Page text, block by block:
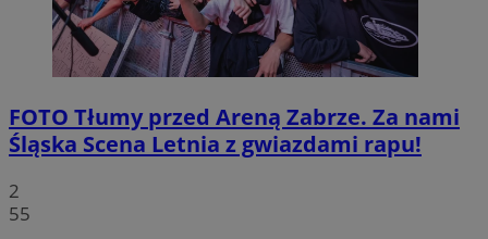
FOTO Tłumy przed Areną Zabrze. Za nami
Śląska Scena Letnia z gwiazdami rapu!
2
55